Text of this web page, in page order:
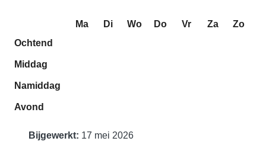
Ma Di Wo Do Vr Za
Zo
Ochtend
Middag
Namiddag
Avond
Bijgewerkt: 17 mei 2026